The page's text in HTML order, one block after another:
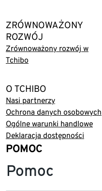
ZRÓWNOWAŻONY
ROZWÓJ
Zrównoważony rozwój w
Tchibo
O TCHIBO
Nasi partnerzy
Ochrona danych osobowych
Ogólne warunki handlowe
Deklaracja dostępności
POMOC
Pomoc